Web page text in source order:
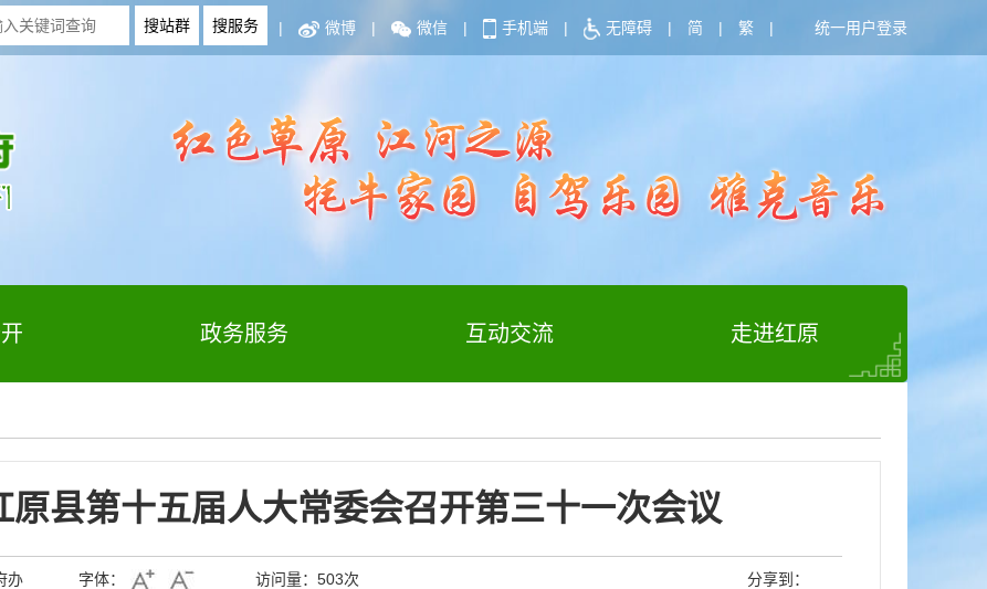
| 微博 | 微信 | 手机端 | 无障碍 | 简 | 繁 | 统一用户登录
政务服务 互动交流 走进红原
原县第十五届人大常委会召开第三十一次会议
办 字体： 访问量： 503次 分享到：